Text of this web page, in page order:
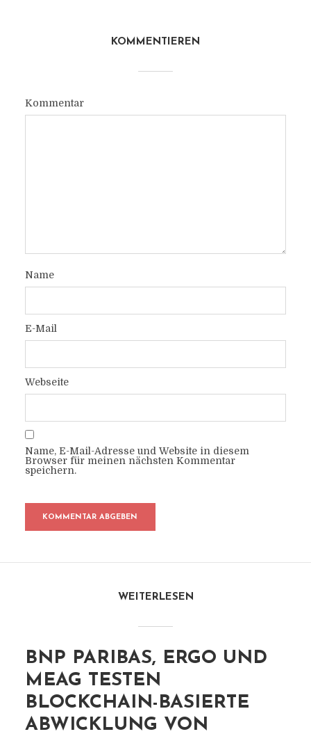
KOMMENTIEREN
Kommentar
Name
E-Mail
Webseite
Name, E-Mail-Adresse und Website in diesem
Browser für meinen nächsten Kommentar
speichern.
WEITERLESEN
BNP PARIBAS, ERGO UND
MEAG TESTEN
BLOCKCHAIN-BASIERTE
ABWICKLUNG VON